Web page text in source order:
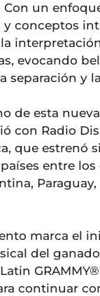
Con un
y conceptos
evocando
separación y
de esta
con Radio
que estrenó
países entre
Paraguay,
marca el
del
continuar